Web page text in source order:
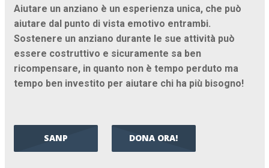
Aiutare un anziano è un esperienza unica, che può
aiutare dal punto di vista emotivo entrambi.
Sostenere un anziano durante le sue attività può
essere costruttivo e sicuramente sa ben
ricompensare, in quanto non è tempo perduto ma
tempo ben investito per aiutare chi ha più bisogno!
SANP DONA ORA!